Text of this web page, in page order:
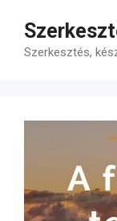
tartalomba
Szerkesztés,